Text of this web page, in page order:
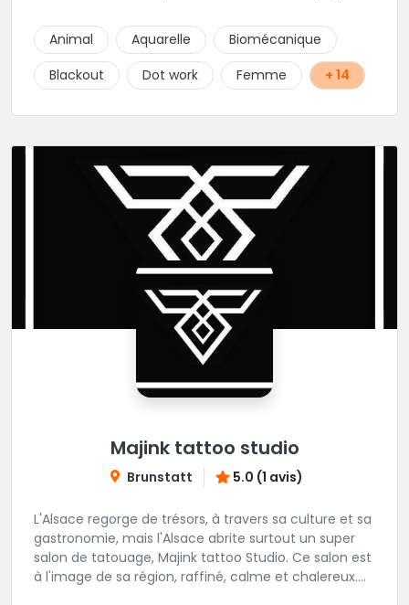
tatouages allant des calligraphies, motifs floraux au
réalisme.
Animal Aquarelle
Biomécanique
Blackout
Dot work Femme + 14
Majink tattoo studio
Brunstatt 5.0 (1 avis)
L'Alsace regorge de trésors, à travers sa culture et sa
gastronomie, mais l'Alsace abrite surtout un super
salon de tatouage, Majink tattoo Studio. Ce salon est
à l'image de sa région, raffiné, calme et chalereux.